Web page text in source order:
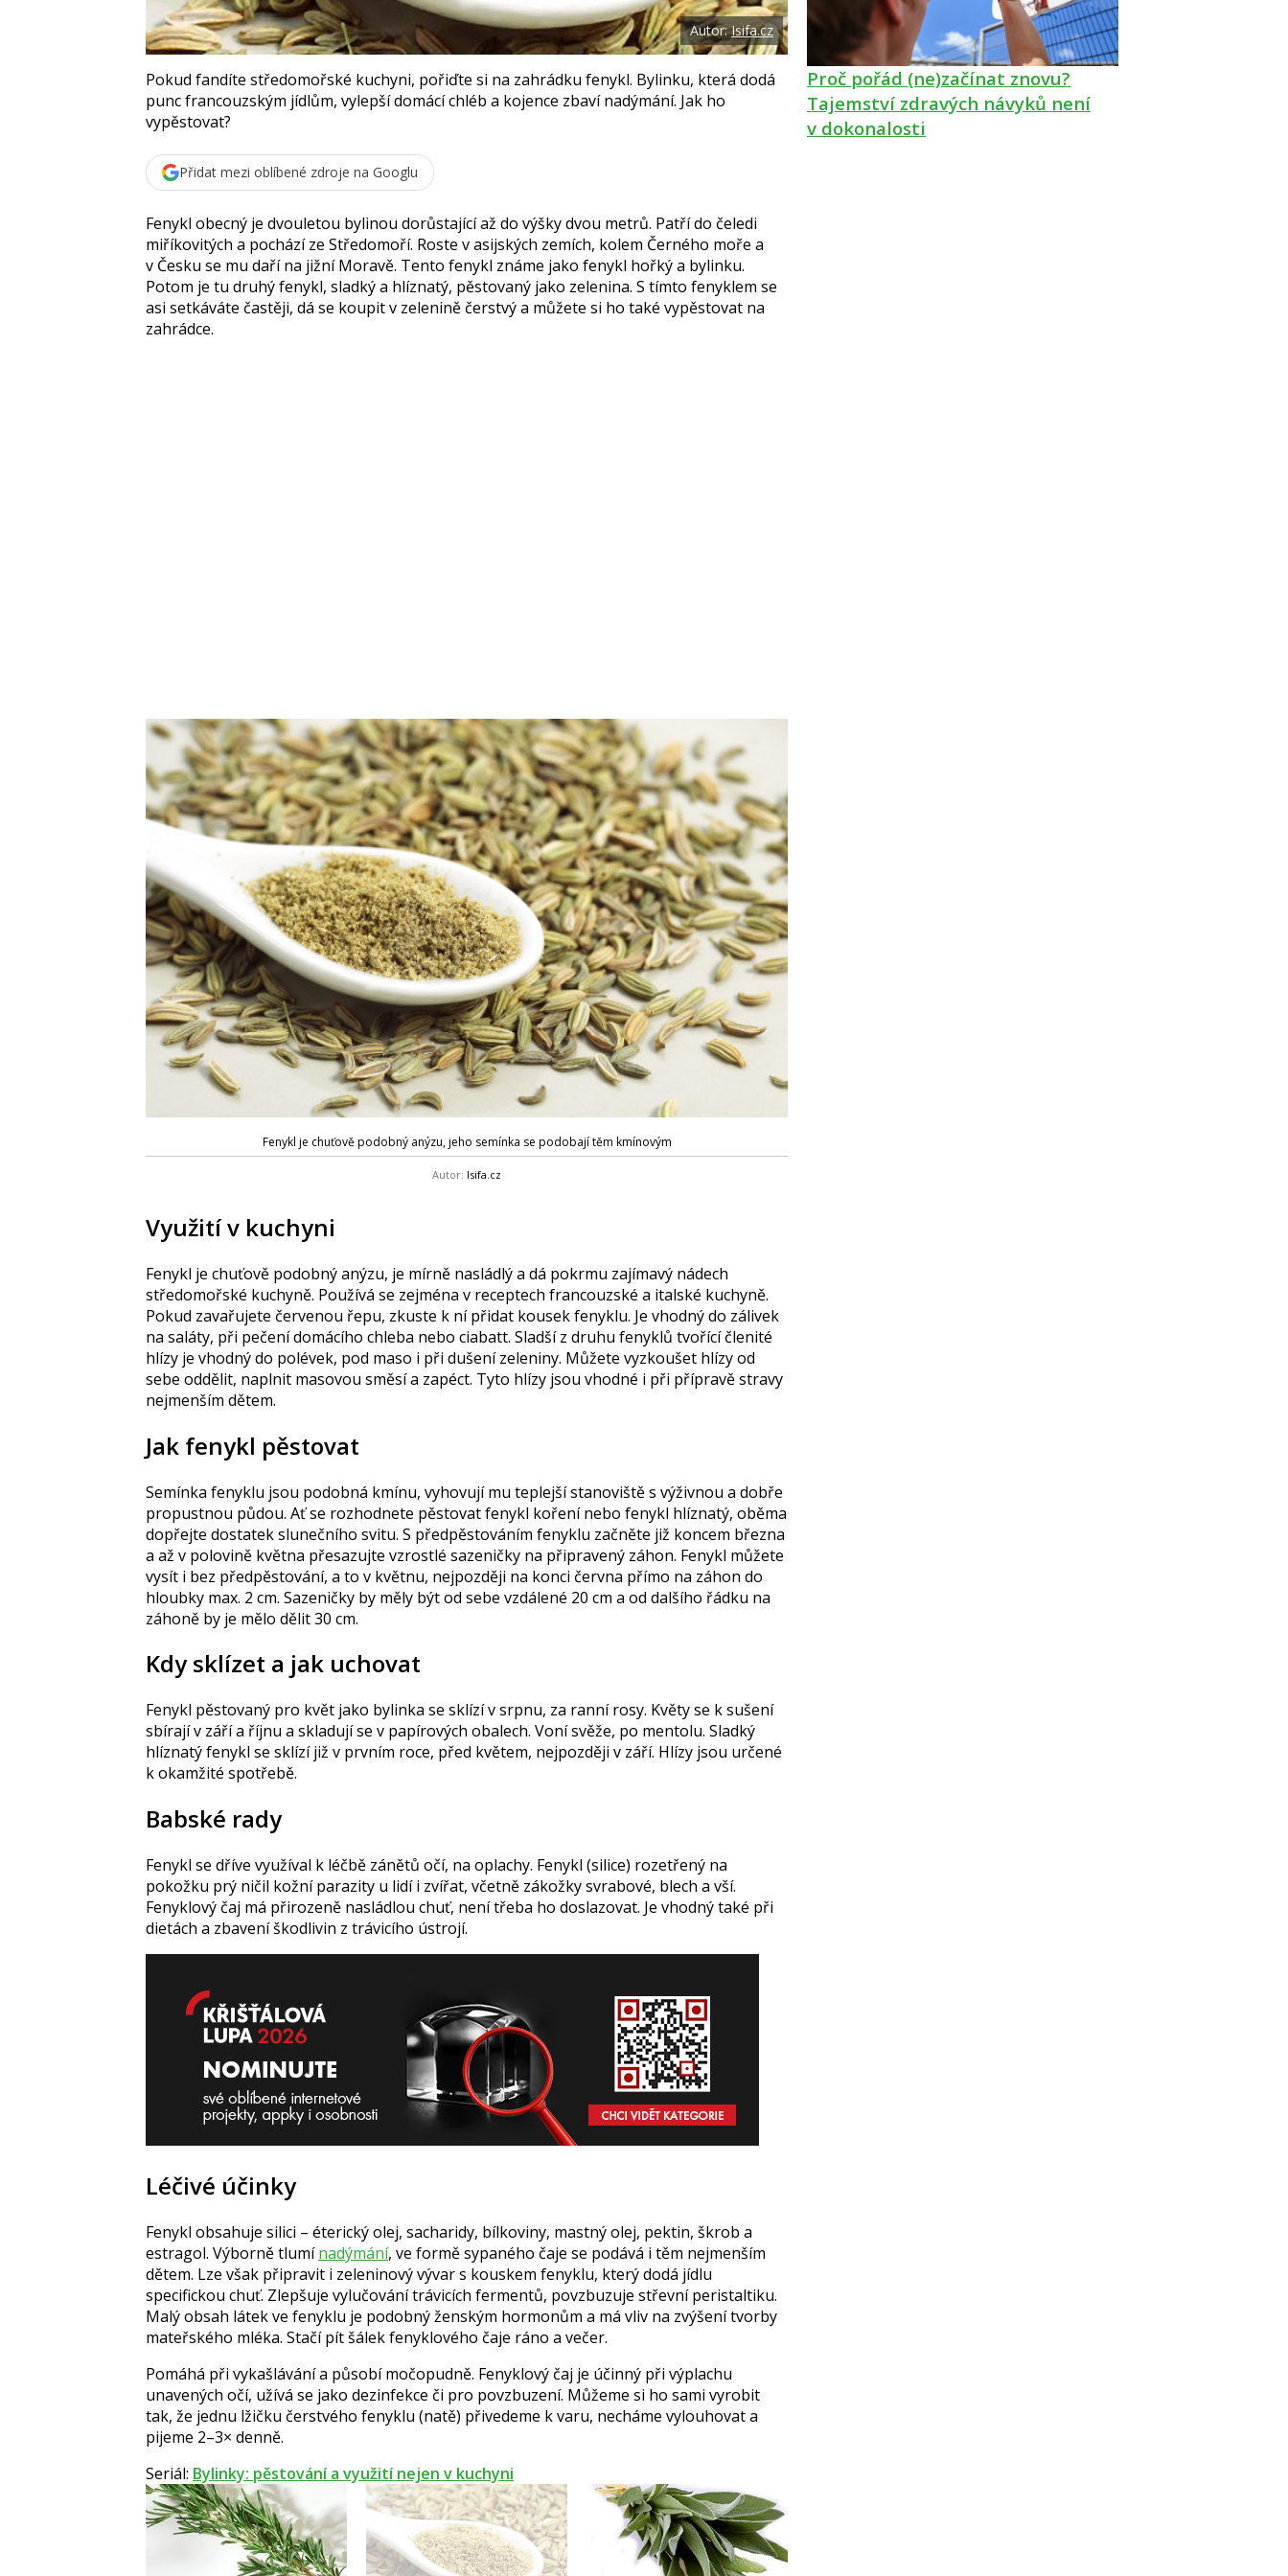
Autor:Isifa.cz
Pokud fandíte středomořské kuchyni, pořiďte si na zahrádku fenykl. Bylinku, která dodá
punc francouzským jídlům, vylepší domácí chléb a kojence zbaví nadýmání. Jak ho
vypěstovat?
Přidat mezi oblíbené zdroje na Googlu
Fenykl obecný je dvouletou bylinou dorůstající až do výšky dvou metrů. Patří do čeledi
miříkovitých a pochází ze Středomoří. Roste v asijských zemích, kolem Černého moře a
v Česku se mu daří na jižní Moravě. Tento fenykl známe jako fenykl hořký a bylinku.
Potom je tu druhý fenykl, sladký a hlíznatý, pěstovaný jako zelenina. S tímto fenyklem se
asi setkáváte častěji, dá se koupit v zelenině čerstvý a můžete si ho také vypěstovat na
zahrádce.
Fenykl je chuťově podobný anýzu, jeho semínka se podobají těm kmínovým
Autor: Isifa.cz
Využití v kuchyni
Fenykl je chuťově podobný anýzu, je mírně nasládlý a dá pokrmu zajímavý nádech
středomořské kuchyně. Používá se zejména v receptech francouzské a italské kuchyně.
Pokud zavařujete červenou řepu, zkuste k ní přidat kousek fenyklu. Je vhodný do zálivek
na saláty, při pečení domácího chleba nebo ciabatt. Sladší z druhu fenyklů tvořící členité
hlízy je vhodný do polévek, pod maso i při dušení zeleniny. Můžete vyzkoušet hlízy od
sebe oddělit, naplnit masovou směsí a zapéct. Tyto hlízy jsou vhodné i při přípravě stravy
nejmenším dětem.
Jak fenykl pěstovat
Semínka fenyklu jsou podobná kmínu, vyhovují mu teplejší stanoviště s výživnou a dobře
propustnou půdou. Ať se rozhodnete pěstovat fenykl koření nebo fenykl hlíznatý, oběma
dopřejte dostatek slunečního svitu. S předpěstováním fenyklu začněte již koncem března
a až v polovině května přesazujte vzrostlé sazeničky na připravený záhon. Fenykl můžete
vysít i bez předpěstování, a to v květnu, nejpozději na konci června přímo na záhon do
hloubky max. 2 cm. Sazeničky by měly být od sebe vzdálené 20 cm a od dalšího řádku na
záhoně by je mělo dělit 30 cm.
Kdy sklízet a jak uchovat
Fenykl pěstovaný pro květ jako bylinka se sklízí v srpnu, za ranní rosy. Květy se k sušení
sbírají v září a říjnu a skladují se v papírových obalech. Voní svěže, po mentolu. Sladký
hlíznatý fenykl se sklízí již v prvním roce, před květem, nejpozději v září. Hlízy jsou určené
k okamžité spotřebě.
Babské rady
Fenykl se dříve využíval k léčbě zánětů očí, na oplachy. Fenykl (silice) rozetřený na
pokožku prý ničil kožní parazity u lidí i zvířat, včetně zákožky svrabové, blech a vší.
Fenyklový čaj má přirozeně nasládlou chuť, není třeba ho doslazovat. Je vhodný také při
dietách a zbavení škodlivin z trávicího ústrojí.
Léčivé účinky
Fenykl obsahuje silici – éterický olej, sacharidy, bílkoviny, mastný olej, pektin, škrob a
estragol. Výborně tlumínadýmání, ve formě sypaného čaje se podává i těm nejmenším
dětem. Lze však připravit i zeleninový vývar s kouskem fenyklu, který dodá jídlu
specifickou chuť. Zlepšuje vylučování trávicích fermentů, povzbuzuje střevní peristaltiku.
Malý obsah látek ve fenyklu je podobný ženským hormonům a má vliv na zvýšení tvorby
mateřského mléka. Stačí pít šálek fenyklového čaje ráno a večer.
Pomáhá při vykašlávání a působí močopudně. Fenyklový čaj je účinný při výplachu
unavených očí, užívá se jako dezinfekce či pro povzbuzení. Můžeme si ho sami vyrobit
tak, že jednu lžičku čerstvého fenyklu (natě) přivedeme k varu, necháme vylouhovat a
pijeme 2–3× denně.
Seriál: Bylinky: pěstování a využití nejen v kuchyni
Proč pořád (ne)začínat znovu?
Tajemství zdravých návyků není
v dokonalosti